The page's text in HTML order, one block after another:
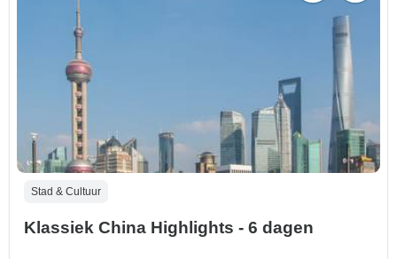
Stad & Cultuur
Klassiek China Highlights - 6 dagen